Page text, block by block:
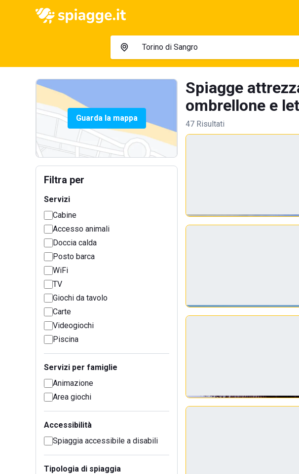
Guarda la mappa
Filtra per
Servizi
Cabine
Accesso animali
Doccia calda
Posto barca
WiFi
TV
Giochi da tavolo
Carte
Videogiochi
Piscina
Servizi per famiglie
Animazione
Area giochi
Accessibilità
Spiaggia accessibile a disabili
Tipologia di spiaggia
Spiagge
ombrellone e
47 Risultati